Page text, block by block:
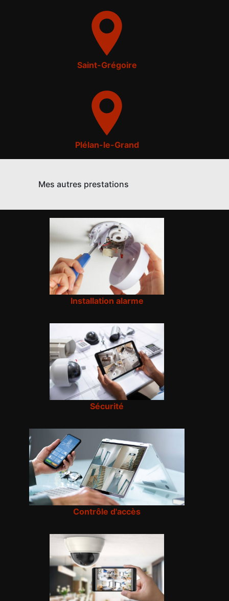
Saint-Grégoire
Plélan-le-Grand
Mes autres prestations
Installation alarme
Sécurité
Contrôle d'accès